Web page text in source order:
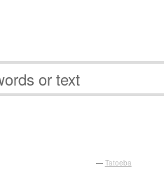
— Tatoeba